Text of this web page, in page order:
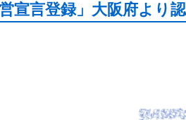
営宣言登録」大阪府より